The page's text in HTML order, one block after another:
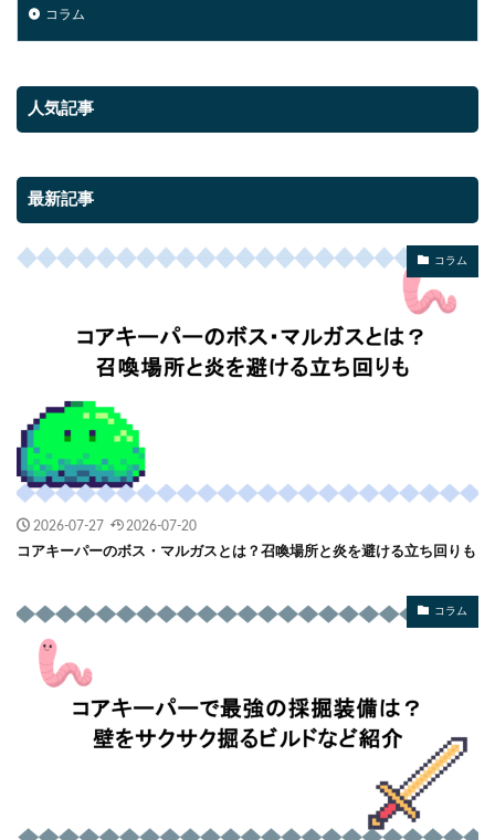
コラム
人気記事
最新記事
コラム
2026-07-27 2026-07-20
コアキーパーのボス・マルガスとは？召喚場所と炎を避ける立ち回りも
コラム